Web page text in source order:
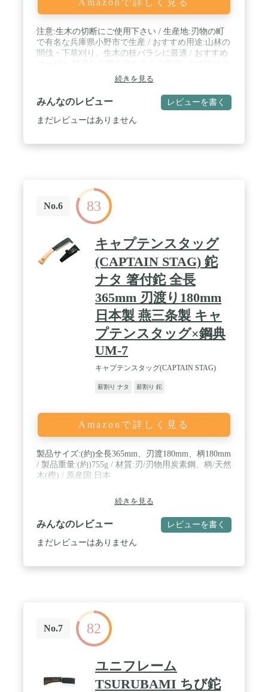
注意:生木の切断にご使用下さい / 生産地:刃物の町
で有名な兵庫県小野市で生産 / おすすめ用途:山林の
間伐・下草刈り、生木の枝バラシに最適 / おすすめ
太さ:厚さ1cm~6cmの生木 / 商品特徴1:衝撃を軽減す
るゴムハンドルを採用 / 商品特徴2:替刃交換にネジ
がいらないハンドル(ゲンキグリップ)を搭載 / 竹の
伐採・枝払いなどに使用しないで下さい。
続きを見る
みんなのレビュー レビューを書く
まだレビューはありません
No.6 83
キャプテンスタッグ
(CAPTAIN STAG) 鉈
ナタ 箸付鉈 全長
365mm 刃渡り180mm
日本製 燕三条製 キャ
プテンスタッグ×鋼典
UM-7
キャプテンスタッグ(CAPTAIN STAG)
薪割り ナタ 薪割り 鉈
Amazonで詳しく見る
製品サイズ:(約)全長365mm、刃渡180mm、柄180mm
/ 製品重量:(約)755g / 材質:刃/刃物用炭素鋼、柄/天然
木(樫) / 原産国:日本
続きを見る
みんなのレビュー レビューを書く
まだレビューはありません
No.7 82
ユニフレーム
TSURUBAMI ちび鉈